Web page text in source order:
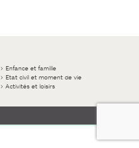
> Enfance et famille
> Etat civil et moment de vie
>Activités et loisirs